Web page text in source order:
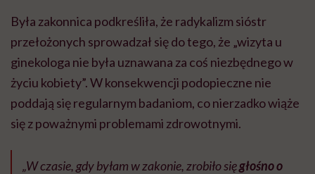
Była zakonnica podkreśliła, że radykalizm sióstr
przełożonych sprowadzał się do tego, że „wizyta u
ginekologa nie była uznawana za coś niezbędnego w
życiu kobiety”. W konsekwencji podopieczne nie
poddają się regularnym badaniom, co nierzadko wiąże
się z poważnymi problemami zdrowotnymi.
„W czasie, gdy byłam w zakonie, zrobiło sięgłośno o